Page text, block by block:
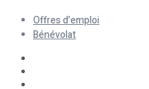
Offres d’emploi
Bénévolat